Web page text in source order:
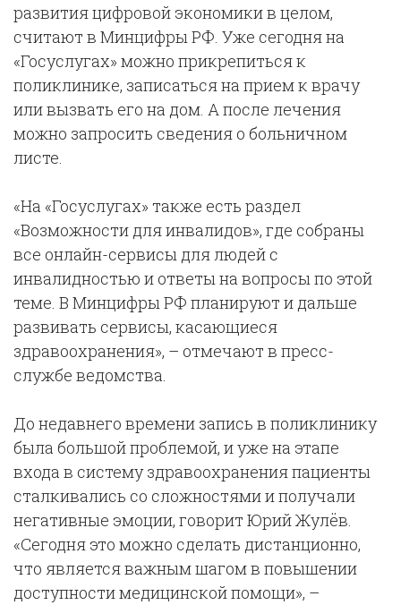
развития цифровой экономики в целом,
считают в Минцифры РФ. Уже сегодня на
«Госуслугах» можно прикрепиться к
поликлинике, записаться на прием к врачу
или вызвать его на дом. А после лечения
можно запросить сведения о больничном
листе.
«На «Госуслугах» также есть раздел
«Возможности для инвалидов», где собраны
все онлайн-сервисы для людей с
инвалидностью и ответы на вопросы по этой
теме. В Минцифры РФ планируют и дальше
развивать сервисы, касающиеся
здравоохранения», – отмечают в пресс-
службе ведомства.
До недавнего времени запись в поликлинику
была большой проблемой, и уже на этапе
входа в систему здравоохранения пациенты
сталкивались со сложностями и получали
негативные эмоции, говорит Юрий Жулёв.
«Сегодня это можно сделать дистанционно,
что является важным шагом в повышении
доступности медицинской помощи», –